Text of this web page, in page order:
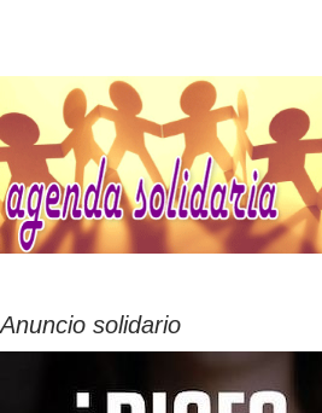
Anuncio solidario